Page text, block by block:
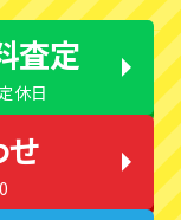
査定
休日